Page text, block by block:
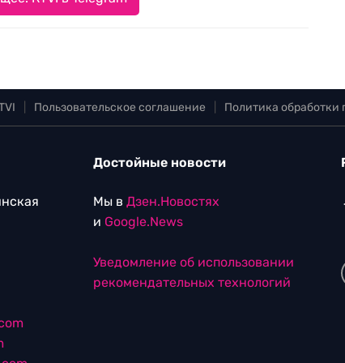
Пользовательское соглашение Политика
Достойные новости
Мы в Дзен.Новостях
и Google.News
Уведомление об использовании
рекомендательных технологий